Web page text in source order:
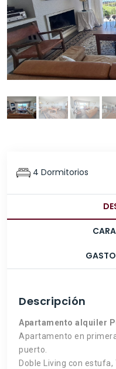
4 Dormitorios
Descripción
Apartamento alquiler
Apartamento en
puerto.
Doble Living con